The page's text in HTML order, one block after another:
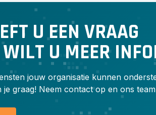
U EEN VRAAG
WILT U MEER
jouw organisatie kunnen
je graag! Neem contact op en ons